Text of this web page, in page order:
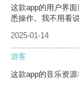
这款app的用户界
悉操作。我不用看
2025-01-14
游客
这款app的音乐资源